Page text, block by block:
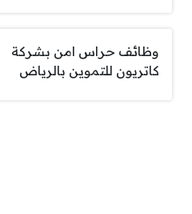
وظائف حراس امن بشركة
كاتريون للتموين بالرياض